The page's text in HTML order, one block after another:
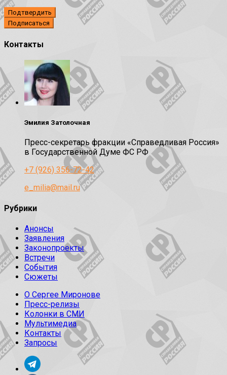
Подтвердить
Контакты
Эмилия Затолочная
Пресс-секретарь фракции «Справедливая Россия»
в Государственной Думе ФС РФ
+7 (926) 356-72-42
e_milia@mail.ru
Рубрики
Анонсы
Заявления
Законопроекты
Встречи
События
Сюжеты
О Сергее Миронове
Пресс-релизы
Колонки в СМИ
Мультимедиа
Контакты
Запросы